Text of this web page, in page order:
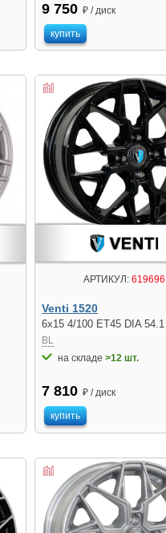
9 750 ₽ / диск
купить
АРТИКУЛ: 619696
Venti 1520
6x15 4/100 ET45 DIA 54.1
BL
на складе>12 шт.
7 810 ₽ / диск
купить